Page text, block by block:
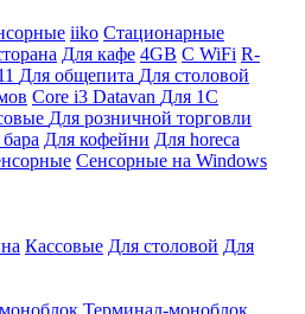
iiko Стационарные
Для кафе 4GB С WiFi R-
Для общепита Для столовой
Core i3 Datavan Для 1С
Для розничной торговли
Для кофейни Для horeca
Сенсорные на Windows
Кассовые Для столовой Для
Терминал-моноблок